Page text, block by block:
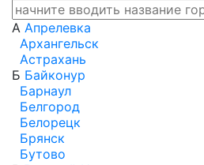
А Апрелевка
Архангельск
Астрахань
Б Байконур
Барнаул
Белгород
Белорецк
Брянск
Бутово